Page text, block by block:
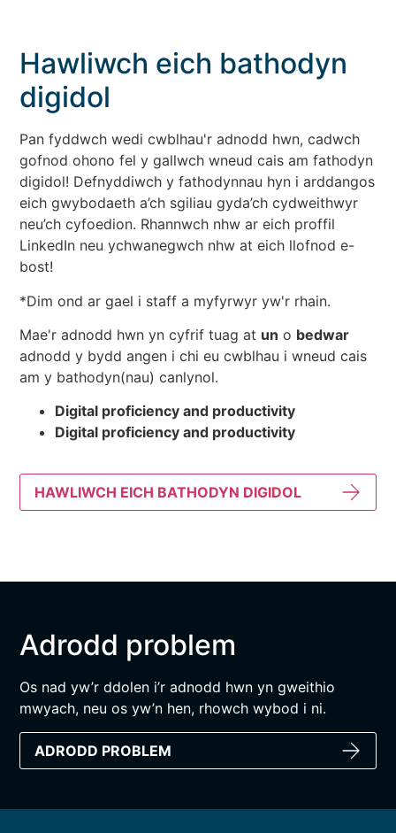
Hawliwch eich bathodyn
digidol
Pan fyddwch wedi cwblhau'r adnodd hwn, cadwch
gofnod ohono fel y gallwch wneud cais am fathodyn
digidol! Defnyddiwch y fathodynnau hyn i arddangos
eich gwybodaeth a’ch sgiliau gyda’ch cydweithwyr
neu’ch cyfoedion. Rhannwch nhw ar eich proffil
LinkedIn neu ychwanegwch nhw at eich llofnod e-
bost!
*Dim ond ar gael i staff a myfyrwyr yw'r rhain.
Mae'r adnodd hwn yn cyfrif tuag at un o bedwar
adnodd y bydd angen i chi eu cwblhau i wneud cais
am y bathodyn(nau) canlynol.
Digital proficiency and productivity
Digital proficiency and productivity
HAWLIWCH EICH BATHODYN DIGIDOL
Adrodd problem
Os nad yw’r ddolen i’r adnodd hwn yn gweithio
mwyach, neu os yw’n hen, rhowch wybod i ni.
ADRODD PROBLEM